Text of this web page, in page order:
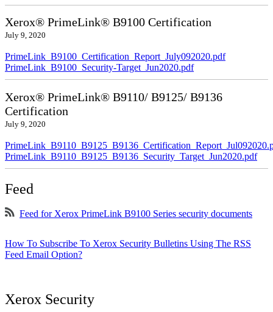
Xerox® PrimeLink® B9100 Certification
July 9, 2020
PrimeLink_B9100_Certification_Report_July092020.pdf
PrimeLink_B9100_Security-Target_Jun2020.pdf
Xerox® PrimeLink® B9110/ B9125/ B9136
Certification
July 9, 2020
PrimeLink_B9110_B9125_B9136_Security_Target_Jun2020.pdf
Feed
Feed for Xerox PrimeLink B9100 Series security documents
How To Subscribe To Xerox Security Bulletins Using The RSS
Feed Email Option?
Xerox Security